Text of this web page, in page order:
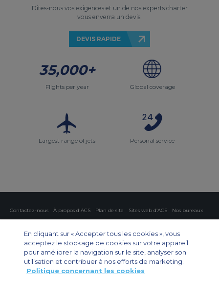
Dites-nous vos exigences et un de nos experts charter
vous enverra un devis.
DEVIS RAPIDE
35,000+
Flights per year Global coverage
Largest range of jets Personal service
Contactez-nous À propos d'ACS Plan de site Sites web d’ACS
Nos bureaux
Paramètres des cookies
Affrètement privé
Affrètement commercial
Affrètement cargo
Guide des avions
Private Charter App
En cliquant sur « Accepter tous les cookies », vous
acceptez le stockage de cookies sur votre appareil
pour améliorer la navigation sur le site, analyser son
utilisation et contribuer à nos efforts de marketing.
Politique concernant les cookies